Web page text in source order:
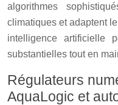
algorithmes
climatiques et adaptent
intelligence artificielle
substantielles tout en
Régulateurs
AquaLogic et